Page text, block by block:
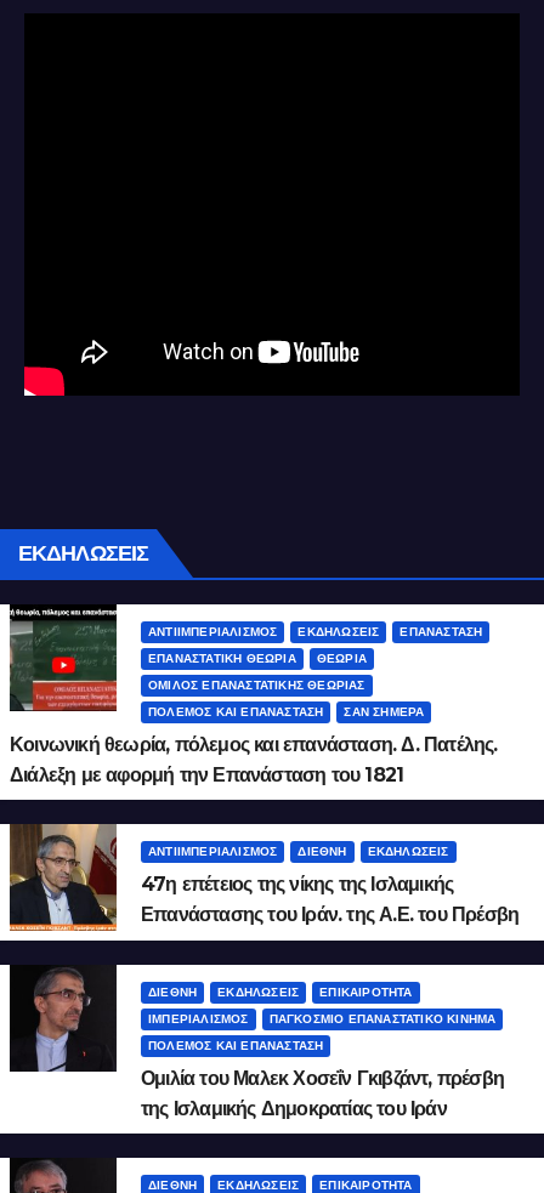
ΕΚΔΗΛΩΣΕΙΣ
ΑΝΤΙΙΜΠΕΡΙΑΛΙΣΜΌΣ ΕΚΔΗΛΏΣΕΙΣ
ΕΠΑΝΆΣΤΑΣΗ
ΕΠΑΝΑΣΤΑΤΙΚΉ ΘΕΩΡΊΑ
ΘΕΩΡΊΑ
ΌΜΙΛΟΣ ΕΠΑΝΑΣΤΑΤΙΚΉΣ ΘΕΩΡΊΑΣ
ΠΌΛΕΜΟΣ ΚΑΙ ΕΠΑΝΆΣΤΑΣΗ
ΣΑΝ ΣΉΜΕΡΑ
Κοινωνική θεωρία, πόλεμος και επανάσταση. Δ. Πατέλης.
Διάλεξη με αφορμή την Επανάσταση του 1821
ΑΝΤΙΙΜΠΕΡΙΑΛΙΣΜΌΣ ΔΙΕΘΝΉ ΕΚΔΗΛΏΣΕΙΣ
47η επέτειος της νίκης της Ισλαμικής
Επανάστασης του Ιράν. της Α.Ε. του Πρέσβη
του Ιράν Μάλεκ Χοσεΐν Γκιβζάντ
ΔΙΕΘΝΉ ΕΚΔΗΛΏΣΕΙΣ
ΕΠΙΚΑΙΡΌΤΗΤΑ
ΙΜΠΕΡΙΑΛΙΣΜΌΣ
ΠΑΓΚΌΣΜΙΟ ΕΠΑΝΑΣΤΑΤΙΚΌ ΚΊΝΗΜΑ
ΠΌΛΕΜΟΣ ΚΑΙ ΕΠΑΝΆΣΤΑΣΗ
Ομιλία του Μαλεκ Χοσεΐν Γκιβζάντ, πρέσβη
της Ισλαμικής Δημοκρατίας του Ιράν
ΔΙΕΘΝΉ ΕΚΔΗΛΏΣΕΙΣ
ΕΠΙΚΑΙΡΌΤΗΤΑ